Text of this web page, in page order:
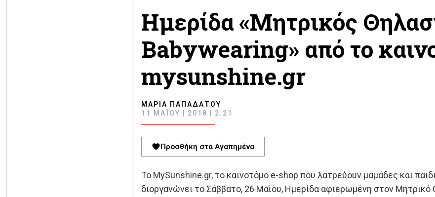
Ημερίδα «Μητρικός
Babywearing» από το
mysunshine.gr
ΜΑΡΊΑ ΠΑΠΑΔΆΤΟΥ
11 ΜΑΪ́ΟΥ | 2018 | 2:21
Προσθήκη στα Αγαπημένα
To MySunshine.gr, το καινοτόμο e-shop που λατρεύουν μαμάδες και
διοργανώνει το Σάββατο, 26 Μαΐου, Ημερίδα αφιερωμένη στον